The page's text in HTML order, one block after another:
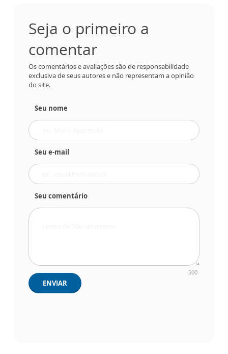
Seja o primeiro a
comentar
Os comentários e avaliações são de responsabilidade
exclusiva de seus autores e não representam a opinião
do site.
Seu nome
Seu e-mail
Seu comentário
500
ENVIAR